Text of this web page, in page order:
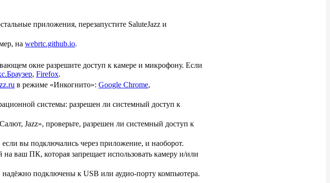
приложения, перезапустите SaluteJazz и
на webrtc.github.io.
окне разрешите доступ к камере и микрофону. Если
, Firefox.
в режиме «Инкогнито»: Google Chrome,
системы: разрешен ли системный доступ к
Jazz», проверьте, разрешен ли системный доступ к
вы подключались через приложение, и наоборот.
ваш ПК, которая запрещает использовать камеру и/или
подключены к USB или аудио-порту компьютера.